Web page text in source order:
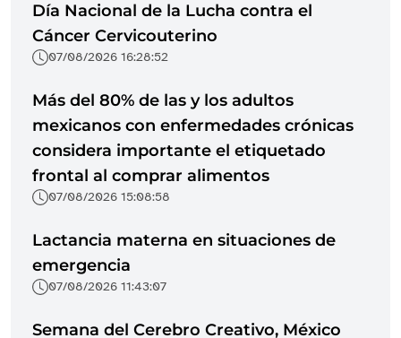
Día Nacional de la Lucha contra el
Cáncer Cervicouterino
07/08/2026 16:28:52
Más del 80% de las y los adultos
mexicanos con enfermedades crónicas
considera importante el etiquetado
frontal al comprar alimentos
07/08/2026 15:08:58
Lactancia materna en situaciones de
emergencia
07/08/2026 11:43:07
Semana del Cerebro Creativo, México